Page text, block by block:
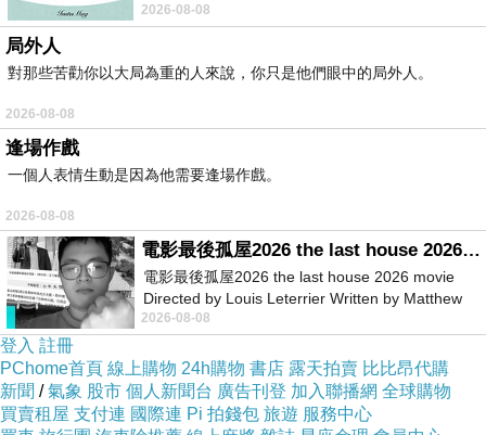
醒， 手
2026-08-08
局外人
對那些苦勸你以大局為重的人來說，你只是他們眼中的局外人。
2026-08-08
逢場作戲
一個人表情生動是因為他需要逢場作戲。
2026-08-08
電影最後孤屋2026 the last house 2026 movie
電影最後孤屋2026 the last house 2026 movie
Directed by Louis Leterrier Written by Matthew
Robinson Starring Greta Lee Wa
2026-08-08
登入 註冊
PChome首頁 線上購物 24h購物 書店 露天拍賣 比比昂代購
新聞 /氣象 股市 個人新聞台 廣告刊登 加入聯播網 全球購物
買賣租屋 支付連 國際連 Pi 拍錢包 旅遊 服務中心